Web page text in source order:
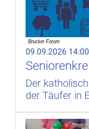
09.09.2026
Der
der Täufer in